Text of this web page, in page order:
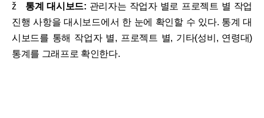
ž 통계 대시보드: 관리자는 작업자 별로 프로젝트 별 작업
진행 사항을 대시보드에서 한 눈에 확인할 수 있다. 통계 대
시보드를 통해 작업자 별, 프로젝트 별, 기타(성비, 연령대)
통계를 그래프로 확인한다.